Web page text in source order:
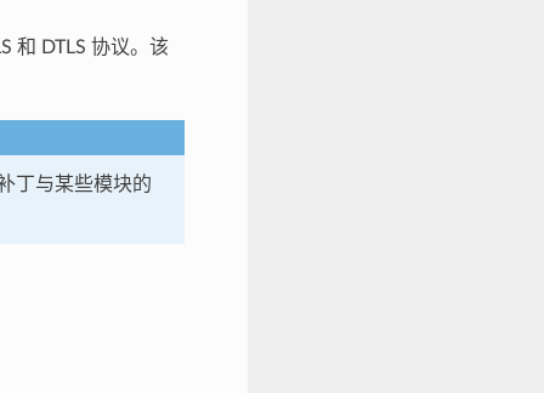
和 DTLS 协议。该
丁与某些模块的